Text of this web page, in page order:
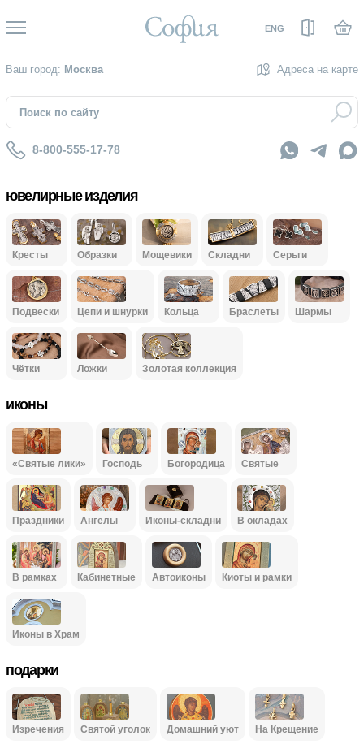
ENG Вход
Ваш город: Москва Адреса на карте
8-800-555-17-78
ювелирные изделия
Кресты Образки Мощевики Складни Серьги
Подвески Цепи и шнурки Кольца Браслеты Шармы
Чётки Ложки Золотая коллекция
иконы
«Святые лики» Господь Богородица Святые
Праздники Ангелы Иконы-складни В окладах
В рамках Кабинетные Автоиконы Киоты и рамки
Иконы в Храм
подарки
Изречения Святой уголок Домашний уют На Крещение